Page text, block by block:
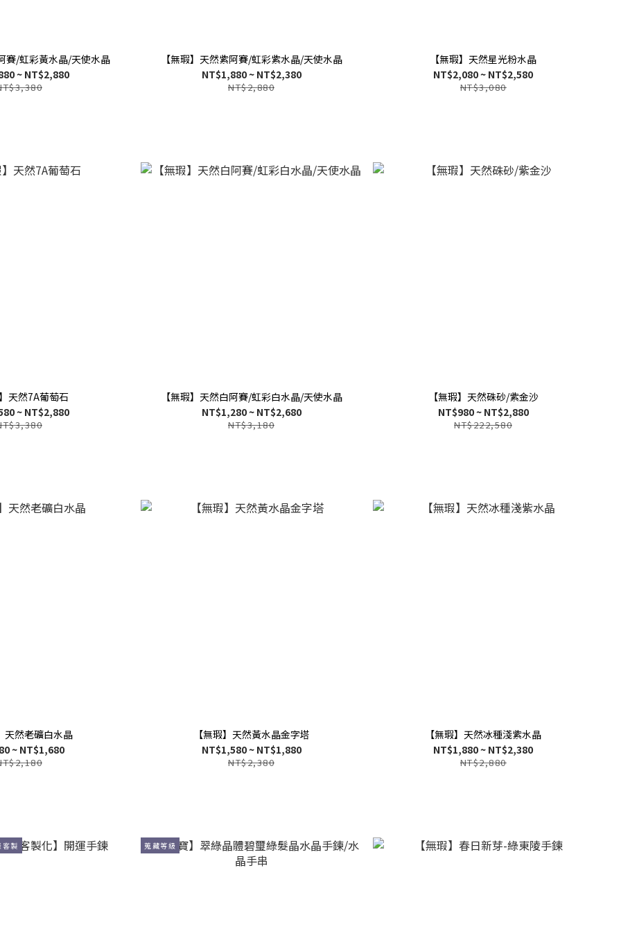
賽/虹彩黃水晶/天使水晶
~ NT$2,880
【無瑕】天然紫阿賽/虹彩紫水晶/天使水晶
NT$1,880 ~ NT$2,380
NT$2,880
【無瑕】天然星光粉水晶
NT$2,080 ~ NT$2,580
NT$3,080
天然7A葡萄石
~ NT$2,880
【無瑕】天然白阿賽/虹彩白水晶/天使水晶
NT$1,280 ~ NT$2,680
NT$3,180
【無瑕】天然硃砂/紫金沙
NT$980 ~ NT$2,880
NT$222,580
天然老礦白水晶
~ NT$1,680
【無瑕】天然黃水晶金字塔
NT$1,580 ~ NT$1,880
NT$2,380
【無瑕】天然冰種淺紫水晶
NT$1,880 ~ NT$2,380
NT$2,880
製 蒐藏等級